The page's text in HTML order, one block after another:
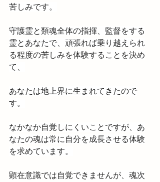
苦しみです。
守護霊と類魂全体の指揮、監督をする
霊とあなたで、頑張れば乗り越えられ
る程度の苦しみを体験することを決め
て、
あなたは地上界に生まれてきたので
す。
なかなか自覚しにくいことですが、あ
なたの魂は常に自分を成長させる体験
を求めています。
顕在意識では自覚できませんが、魂次